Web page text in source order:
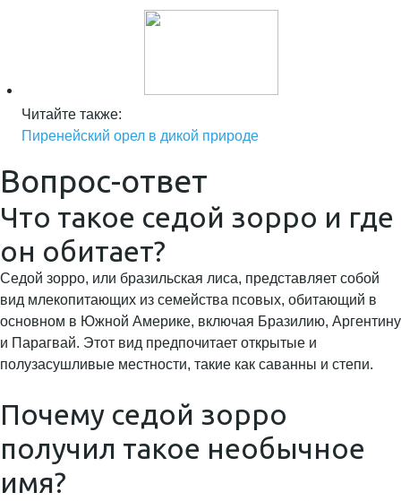
Читайте также:
Пиренейский орел в дикой природе
Вопрос-ответ
Что такое седой зорро и где
он обитает?
Седой зорро, или бразильская лиса, представляет собой
вид млекопитающих из семейства псовых, обитающий в
основном в Южной Америке, включая Бразилию, Аргентину
и Парагвай. Этот вид предпочитает открытые и
полузасушливые местности, такие как саванны и степи.
Почему седой зорро
получил такое необычное
имя?